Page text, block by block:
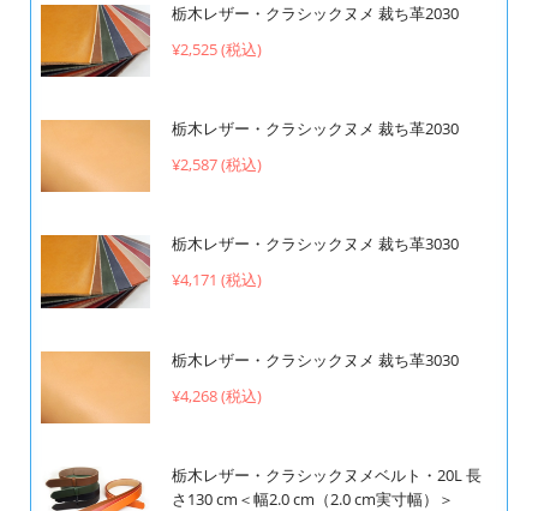
栃木レザー・クラシックヌメ 裁ち革2030
¥2,525 (税込)
栃木レザー・クラシックヌメ 裁ち革2030
¥2,587 (税込)
栃木レザー・クラシックヌメ 裁ち革3030
¥4,171 (税込)
栃木レザー・クラシックヌメ 裁ち革3030
¥4,268 (税込)
栃木レザー・クラシックヌメベルト・20L 長
さ130 cm＜幅2.0 cm（2.0 cm実寸幅）＞